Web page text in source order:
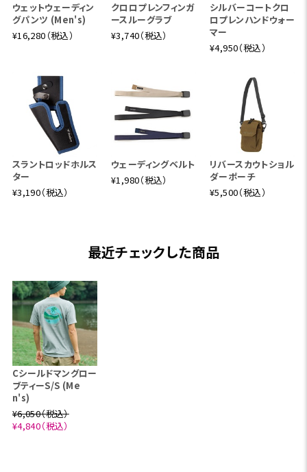
ウェットウェーディン
グパンツ (Men's)
¥16,280（税込）
クロロプレンフィンガ
ースルーグラブ
¥3,740（税込）
シルバーコートクロ
ロプレンハンドウォー
マー
¥4,950（税込）
スラントロッドホルス
ター
¥3,190（税込）
ウェーディングベルト
¥1,980（税込）
リバースカウトショル
ダーポーチ
¥5,500（税込）
最近チェックした商品
Cシールドマングロー
ブティーS/S (Me
n's)
¥6,050（税込）
¥4,840（税込）